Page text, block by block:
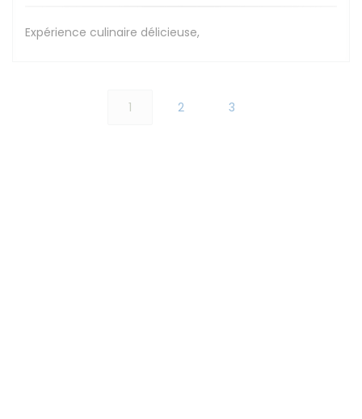
Expérience culinaire délicieuse,
1 2 3